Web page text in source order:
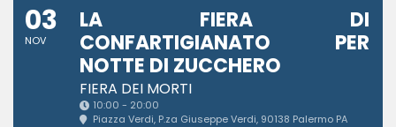
03
NOV
LA FIERA DI
CONFARTIGIANATO PER
NOTTE DI ZUCCHERO
FIERA DEI MORTI
10:00 - 20:00
Piazza Verdi, P.za Giuseppe Verdi, 90138 Palermo PA